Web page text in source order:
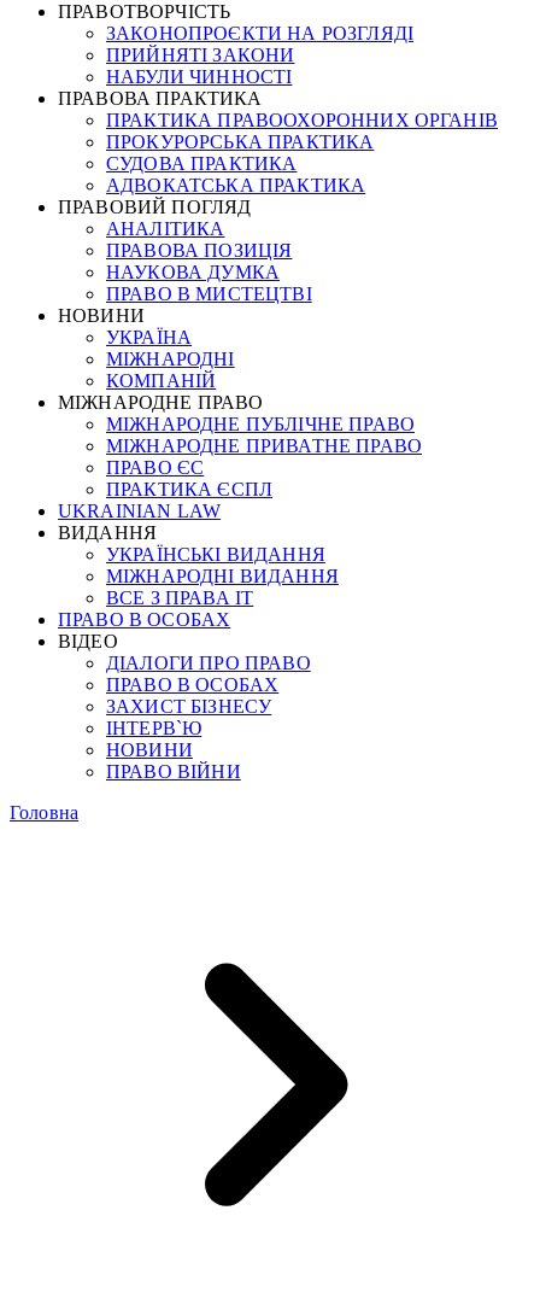
ПРАВОТВОРЧІСТЬ
ЗАКОНОПРОЄКТИ НА РОЗГЛЯДІ
ПРИЙНЯТІ ЗАКОНИ
НАБУЛИ ЧИННОСТІ
ПРАВОВА ПРАКТИКА
ПРАКТИКА ПРАВООХОРОННИХ ОРГАНІВ
ПРОКУРОРСЬКА ПРАКТИКА
СУДОВА ПРАКТИКА
АДВОКАТСЬКА ПРАКТИКА
ПРАВОВИЙ ПОГЛЯД
АНАЛІТИКА
ПРАВОВА ПОЗИЦІЯ
НАУКОВА ДУМКА
ПРАВО В МИСТЕЦТВІ
НОВИНИ
УКРАЇНА
МІЖНАРОДНІ
КОМПАНІЙ
МІЖНАРОДНЕ ПРАВО
МІЖНАРОДНЕ ПУБЛІЧНЕ ПРАВО
МІЖНАРОДНЕ ПРИВАТНЕ ПРАВО
ПРАВО ЄС
ПРАКТИКА ЄСПЛ
UKRAINIAN LAW
ВИДАННЯ
УКРАЇНСЬКІ ВИДАННЯ
МІЖНАРОДНІ ВИДАННЯ
ВСЕ З ПРАВА ІТ
ПРАВО В ОСОБАХ
ВІДЕО
ДІАЛОГИ ПРО ПРАВО
ПРАВО В ОСОБАХ
ЗАХИСТ БІЗНЕСУ
ІНТЕРВ`Ю
НОВИНИ
ПРАВО ВІЙНИ
Головна